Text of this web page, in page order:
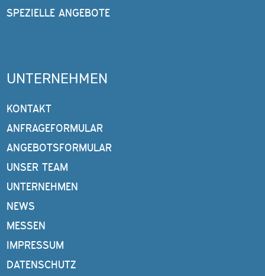
SPEZIELLE ANGEBOTE
UNTERNEHMEN
KONTAKT
ANFRAGEFORMULAR
ANGEBOTSFORMULAR
UNSER TEAM
UNTERNEHMEN
NEWS
MESSEN
IMPRESSUM
DATENSCHUTZ